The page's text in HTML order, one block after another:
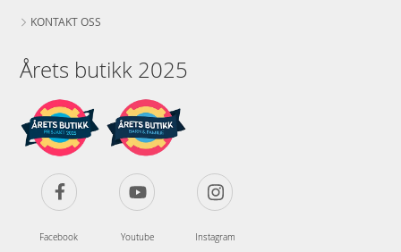
KONTAKT OSS
Årets butikk 2025
Facebook Youtube Instagram